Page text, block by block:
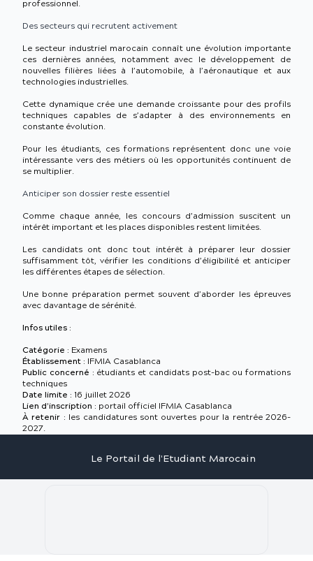
professionnel.
Des secteurs qui recrutent activement
Le secteur industriel marocain connaît une évolution importante
ces dernières années, notamment avec le développement de
nouvelles filières liées à l’automobile, à l’aéronautique et aux
technologies industrielles.
Cette dynamique crée une demande croissante pour des profils
techniques capables de s’adapter à des environnements en
constante évolution.
Pour les étudiants, ces formations représentent donc une voie
intéressante vers des métiers où les opportunités continuent de
se multiplier.
Anticiper son dossier reste essentiel
Comme chaque année, les concours d’admission suscitent un
intérêt important et les places disponibles restent limitées.
Les candidats ont donc tout intérêt à préparer leur dossier
suffisamment tôt, vérifier les conditions d’éligibilité et anticiper
les différentes étapes de sélection.
Une bonne préparation permet souvent d’aborder les épreuves
avec davantage de sérénité.
Infos utiles :
Catégorie : Examens
Établissement : IFMIA Casablanca
Public concerné : étudiants et candidats post-bac ou formations
techniques
Date limite : 16 juillet 2026
Lien d’inscription : portail officiel IFMIA Casablanca
À retenir : les candidatures sont ouvertes pour la rentrée 2026-
2027.
Le Portail de l'Etudiant Marocain